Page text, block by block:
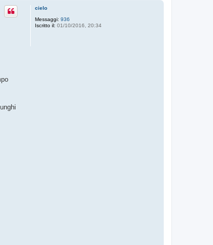
cielo
Messaggi: 936
Iscritto il: 01/10/2016, 20:34